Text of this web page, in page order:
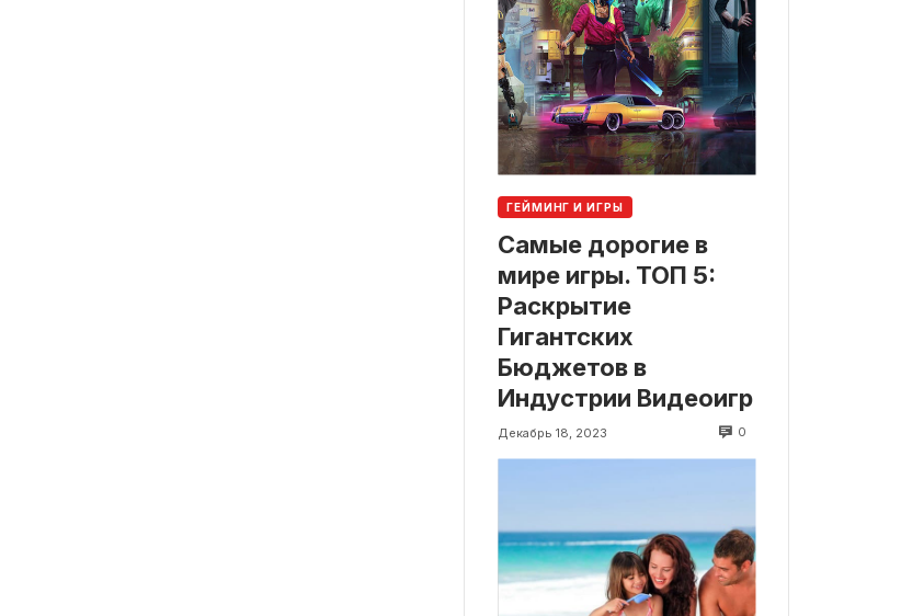
ГЕЙМИНГ И ИГРЫ
Самые дорогие в
мире игры. ТОП 5:
Раскрытие
Гигантских
Бюджетов в
Индустрии Видеоигр
Декабрь 18, 2023 0